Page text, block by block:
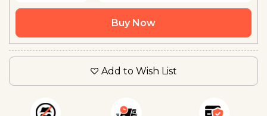
Buy Now
Add to Wish List